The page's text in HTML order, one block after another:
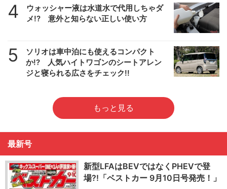
4
ウォッシャー液は水道水で代用しちゃダ
メ!? 意外と知らない正しい使い方
5
ソリオは車中泊にも使えるコンパクト
か!? 人気ハイトワゴンのシートアレン
ジと寝られる広さをチェック!!
もっと見る
最新号
新型LFAはBEVではなくPHEVで登
場?!「ベストカー 9月10日号発売！」